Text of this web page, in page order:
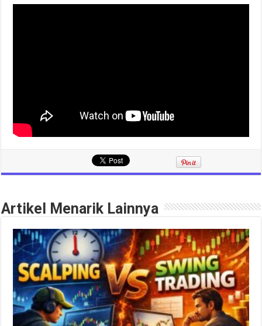
Artikel Menarik Lainnya